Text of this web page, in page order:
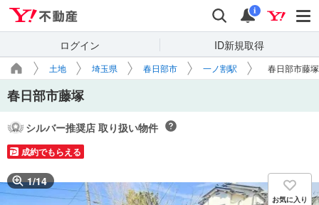
検索 通知
i
ログイン ID新規取得
土地 埼玉県 春日部市 一ノ割駅 春日部市藤塚
春日部市藤塚
シルバー推奨店 取り扱い物件
成約でもらえる
1/14
お気に入り